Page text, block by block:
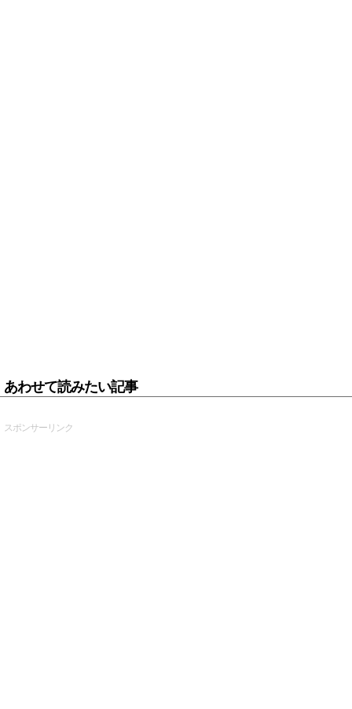
あわせて読みたい記事
スポンサーリンク